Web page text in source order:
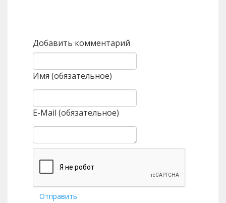
Добавить комментарий
Имя (обязательное)
E-Mail (обязательное)
Отправить